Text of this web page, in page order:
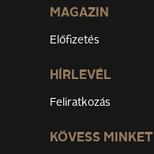
MAGAZIN
Előfizetés
HÍRLEVÉL
Feliratkozás
KÖVESS MINKET